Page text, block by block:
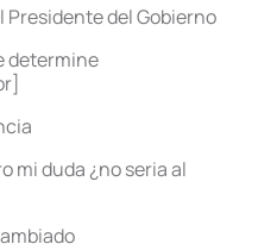
Presidente del Gobierno
determine
mi duda ¿no seria al